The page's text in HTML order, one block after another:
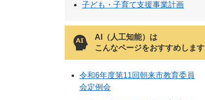
子ども・子育て支援事業計画
AI（人工知能）は
こんなページをおすすめします
令和6年度第11回朝来市教育委員
会定例会